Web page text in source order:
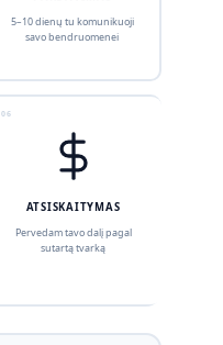
5–10 dienų tu komunikuoji
savo bendruomenei
06
ATSISKAITYMAS
Pervedam tavo dalį pagal
sutartą tvarką